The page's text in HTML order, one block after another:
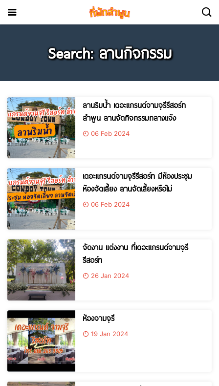
Search: ลานกิจกรรม
ลานริมน้ำ เดอะแกรนด์จามจุรีรีสอร์ท
ลำพูน ลานจัดกิจกรรมกลางแจ้ง
06 Feb 2024
เดอะแกรนด์จามจุรีรีสอร์ท มีห้องประชุม
ห้องจัดเลี้ยง ลานจัดเลี้ยงหรือไม่
06 Feb 2024
จัดงาน แต่งงาน ที่เดอะแกรนด์จามจุรี
รีสอร์ท
26 Jan 2024
ห้องจามจุรี
19 Jan 2024